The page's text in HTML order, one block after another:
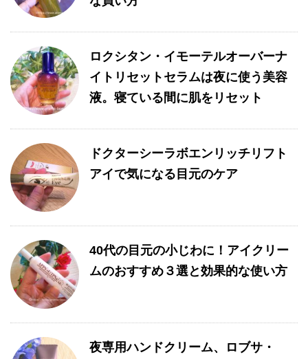
ロクシタン・イモーテルオーバーナ
イトリセットセラムは夜に使う美容
液。寝ている間に肌をリセット
ドクターシーラボエンリッチリフト
アイで気になる目元のケア
40代の目元の小じわに！アイクリー
ムのおすすめ３選と効果的な使い方
夜専用ハンドクリーム、ロブサ・